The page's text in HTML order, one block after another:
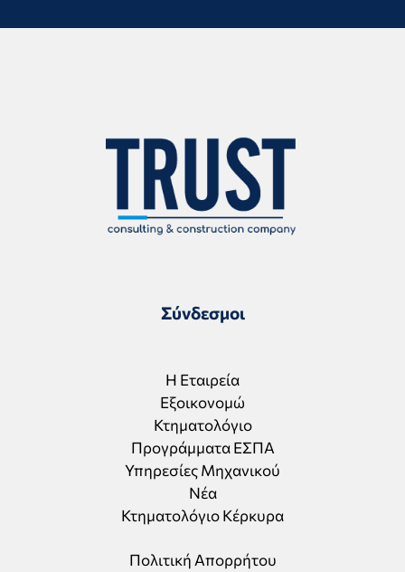
Σύνδεσμοι
Η Εταιρεία
Εξοικονομώ
Κτηματολόγιο
Προγράμματα ΕΣΠΑ
Υπηρεσίες Μηχανικού
Νέα
Κτηματολόγιο Κέρκυρα
Πολιτική Απορρήτου